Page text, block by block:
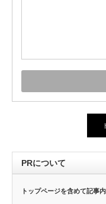
PRについて
トップページを含めて記事